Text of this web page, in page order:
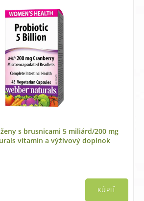
s brusnicami 5 miliárd/200 mg
vitamín a výživový doplnok
KÚPIŤ